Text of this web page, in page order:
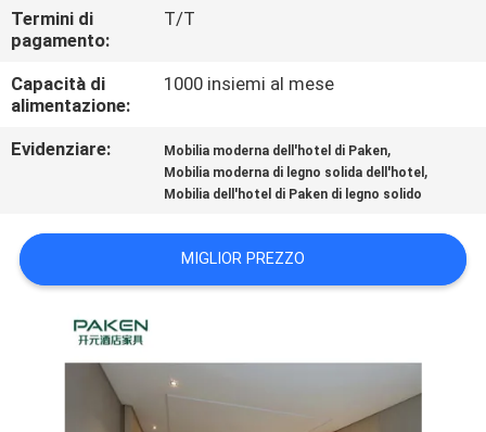
RICHIEDA
UNA
CITAZIONE
MAPPA
SITO
POLICY
Termini di
pagamento:
T/T
Capacità di
alimentazione:
1000 insiemi al mese
Evidenziare: Mobilia moderna dell'hotel di Paken,
Mobilia moderna di legno solida dell'hotel ,
Mobilia dell'hotel di Paken di legno solido
MIGLIOR PREZZO